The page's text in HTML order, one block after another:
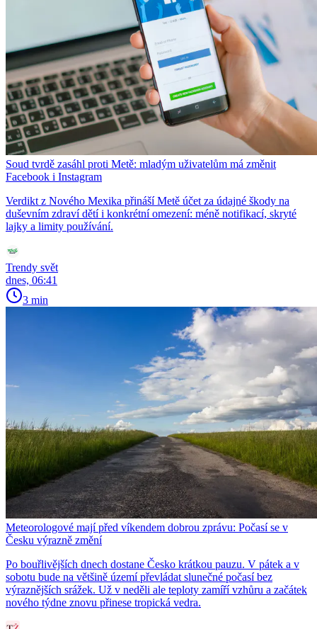
Soud tvrdě zasáhl proti Metě: mladým uživatelům má změnit
Facebook i Instagram
Verdikt z Nového Mexika přináší Metě účet za údajné škody na
duševním zdraví dětí i konkrétní omezení: méně notifikací, skryté
lajky a limity používání.
Trendy svět
dnes, 06:41
3 min
Meteorologové mají před víkendem dobrou zprávu: Počasí se v
Česku výrazně změní
Po bouřlivějších dnech dostane Česko krátkou pauzu. V pátek a v
sobotu bude na většině území převládat slunečné počasí bez
výraznějších srážek. Už v neděli ale teploty zamíří vzhůru a začátek
nového týdne znovu přinese tropická vedra.